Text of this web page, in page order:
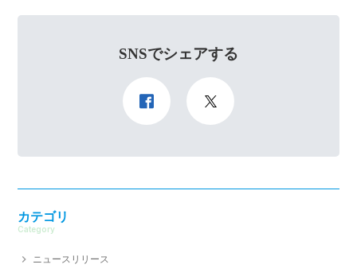
SNSでシェアする
カテゴリ
Category
ニュースリリース